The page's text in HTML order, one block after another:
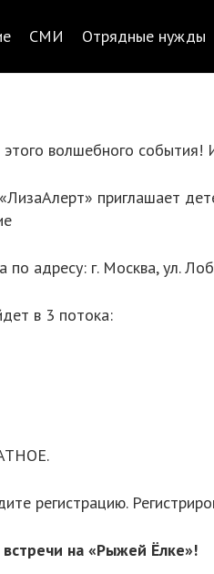
СМИ Отрядные нужды
волшебного
приглашает
адресу: г. Москва, ул.
в 3 потока:
регистрацию.
на «Рыжей Ёлке»!